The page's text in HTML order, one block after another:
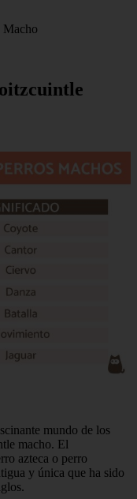
Macho
mundo de los
macho. El
azteca o perro
y única que ha sido